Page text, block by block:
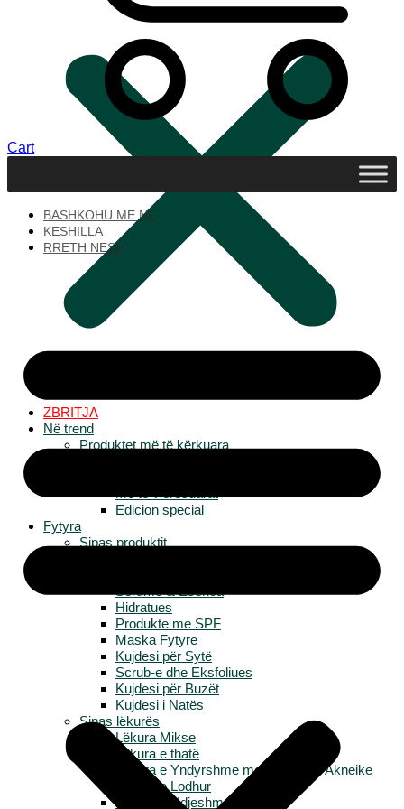
ZBRITJA
Në trend
Produktet më të kërkuara
Më të vlerësuarat
Edicion special
Fytyra
Sipas produktit
Serume & Esenca
Hidratues
Produkte me SPF
Maska Fytyre
Kujdesi për Sytë
Scrub-e dhe Eksfoliues
Kujdesi për Buzët
Kujdesi i Natës
Sipas lëkurës
Lëkura Mikse
Lëkura e thatë
Lëkura e Yndyrshme me Tendencë Akneike
Lëkura e Lodhur
Lëkura e Ndjeshme
Cart
BASHKOHU ME NE
KESHILLA
RRETH NESH